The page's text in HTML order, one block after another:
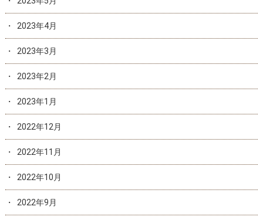
2023年4月
2023年3月
2023年2月
2023年1月
2022年12月
2022年11月
2022年10月
2022年9月